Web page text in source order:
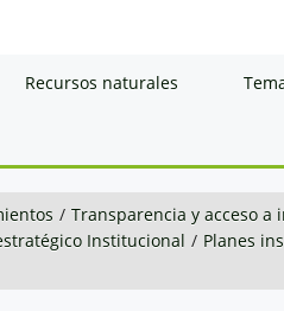
Recursos naturales
/ Transparencia y acceso a
Institucional / Planes